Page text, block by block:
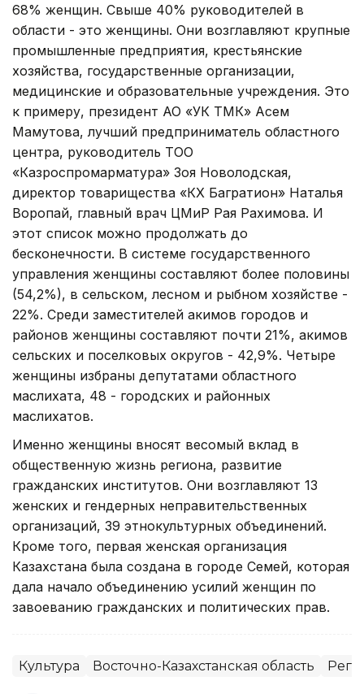
68% женщин. Свыше 40% руководителей в
области - это женщины. Они возглавляют крупные
промышленные предприятия, крестьянские
хозяйства, государственные организации,
медицинские и образовательные учреждения. Это
к примеру, президент АО «УК ТМК» Асем
Мамутова, лучший предприниматель областного
центра, руководитель ТОО
«Казроспромарматура» Зоя Новолодская,
директор товарищества «КХ Багратион» Наталья
Воропай, главный врач ЦМиР Рая Рахимова. И
этот список можно продолжать до
бесконечности. В системе государственного
управления женщины составляют более половины
(54,2%), в сельском, лесном и рыбном хозяйстве -
22%. Среди заместителей акимов городов и
районов женщины составляют почти 21%, акимов
сельских и поселковых округов - 42,9%. Четыре
женщины избраны депутатами областного
маслихата, 48 - городских и районных
маслихатов.
Именно женщины вносят весомый вклад в
общественную жизнь региона, развитие
гражданских институтов. Они возглавляют 13
женских и гендерных неправительственных
организаций, 39 этнокультурных объединений.
Кроме того, первая женская организация
Казахстана была создана в городе Семей, которая
дала начало объединению усилий женщин по
завоеванию гражданских и политических прав.
Культура Восточно-Казахстанская область